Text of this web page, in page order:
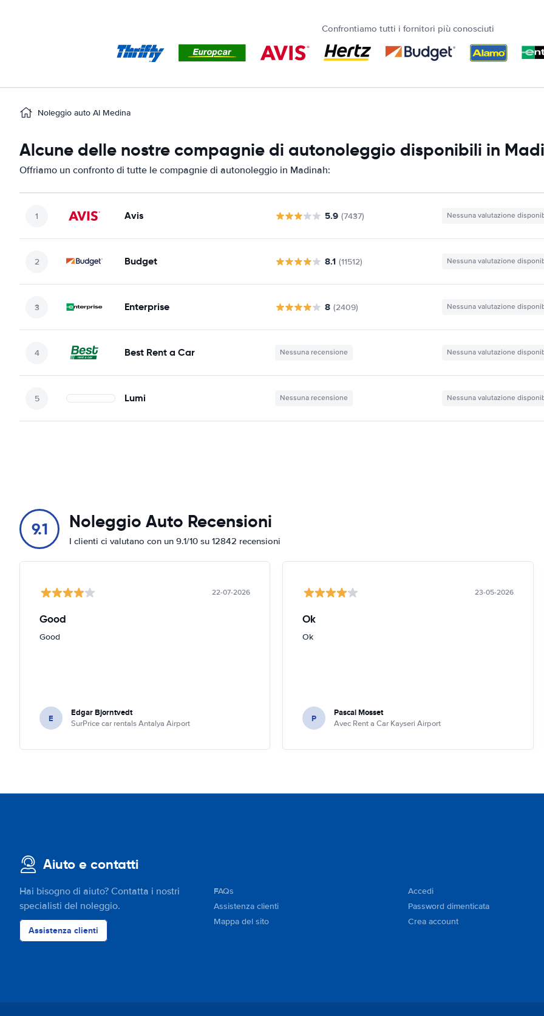
Confrontiamo tutti i fornitori più conosciuti
Noleggio auto Al Medina
Alcune delle nostre compagnie di autonoleggio disponibili in
Offriamo un confronto di tutte le compagnie di autonoleggio in Madinah:
Avis 5.9 (7437) Nessuna valutazione
Budget 8.1 (11512) Nessuna valutazione
Enterprise 8 (2409) Nessuna valutazione
Best Rent a Car Nessuna recensione Nessuna valutazione
Lumi Nessuna recensione Nessuna valutazione
9.1 Noleggio Auto Recensioni
I clienti ci valutano con un 9.1/10 su 12842 recensioni
22-07-2026
Good
Good
E Edgar Bjorntvedt
SurPrice car rentals Antalya Airport
23-05-2026
Ok
Ok
P Pascal Mosset
Avec Rent a Car Kayseri Airport
Aiuto e contatti
Hai bisogno di aiuto? Contatta i nostri
specialisti del noleggio.
Assistenza clienti
FAQs
Assistenza clienti
Mappa del sito
Accedi
Password dimenticata
Crea account